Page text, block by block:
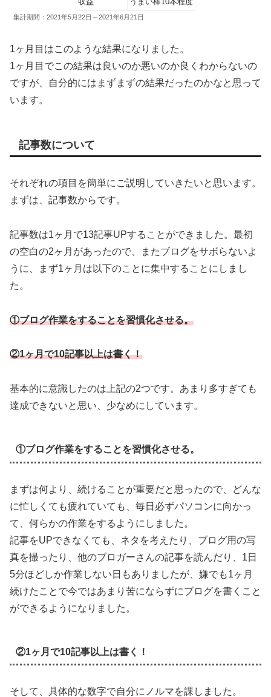
集計期間：2021年5月22日～2021年6月21日
1ヶ月目はこのような結果になりました。
1ヶ月目でこの結果は良いのか悪いのか良くわからないの
ですが、自分的にはまずまずの結果だったのかなと思って
います。
記事数について
それぞれの項目を簡単にご説明していきたいと思います。
まずは、記事数からです。
記事数は1ヶ月で13記事UPすることができました。最初
の空白の2ヶ月があったので、またブログをサボらないよ
うに、まず1ヶ月は以下のことに集中することにしまし
た。
①ブログ作業をすることを習慣化させる。
②1ヶ月で10記事以上は書く！
基本的に意識したのは上記の2つです。あまり多すぎても
達成できないと思い、少なめにしています。
①ブログ作業をすることを習慣化させる。
まずは何より、続けることが重要だと思ったので、どんな
に忙しくても疲れていても、毎日必ずパソコンに向かっ
て、何らかの作業をするようにしました。
記事をUPできなくても、ネタを考えたり、ブログ用の写
真を撮ったり、他のブロガーさんの記事を読んだり、1日
5分ほどしか作業しない日もありましたが、嫌でも1ヶ月
続けたことで今ではあまり苦にならずにブログを書くこと
ができるようになりました。
②1ヶ月で10記事以上は書く！
そして、具体的な数字で自分にノルマを課しました。